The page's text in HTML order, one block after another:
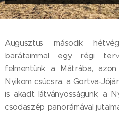
Augusztus második
barátaimmal egy régi
felmentünk a Mátrába,
Nyikom csúcsra, a Gortva-
is akadt látványosságunk, a
csodaszép panorámával